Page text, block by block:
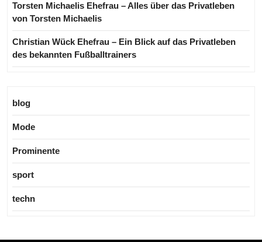
Torsten Michaelis Ehefrau – Alles über das Privatleben
von Torsten Michaelis
Christian Wück Ehefrau – Ein Blick auf das Privatleben
des bekannten Fußballtrainers
blog
Mode
Prominente
sport
techn